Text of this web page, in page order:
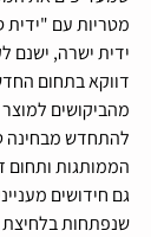
מטריות עם
ידית ישרה, ישנם
דווקא בתחום
מהביקושים
להתחדש מבחינה
הממותגות ותחום
גם חידושים
שנפתחות